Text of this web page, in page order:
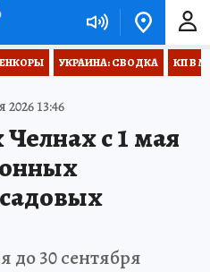
УКРАИНА: СВОДКА КП В
2026 13:46
с 1 мая
до 30 сентября